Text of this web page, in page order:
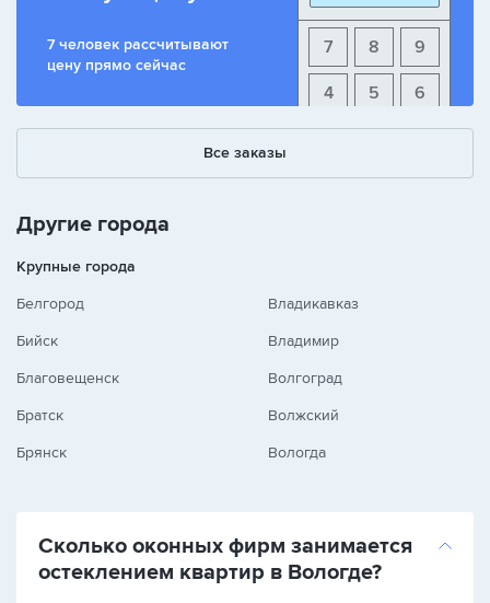
7 человек рассчитывают
цену прямо сейчас
9
8
7
6
5
4
+ - /
Все заказы
Другие города
Крупные города
Белгород
Бийск
Благовещенск
Братск
Брянск
Владикавказ
Владимир
Волгоград
Волжский
Вологда
Сколько оконных фирм занимается
остеклением квартир в Вологде?